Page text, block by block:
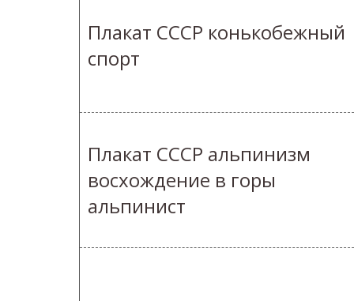
Плакат СССР конькобежный
спорт
Плакат СССР альпинизм
восхождение в горы
альпинист